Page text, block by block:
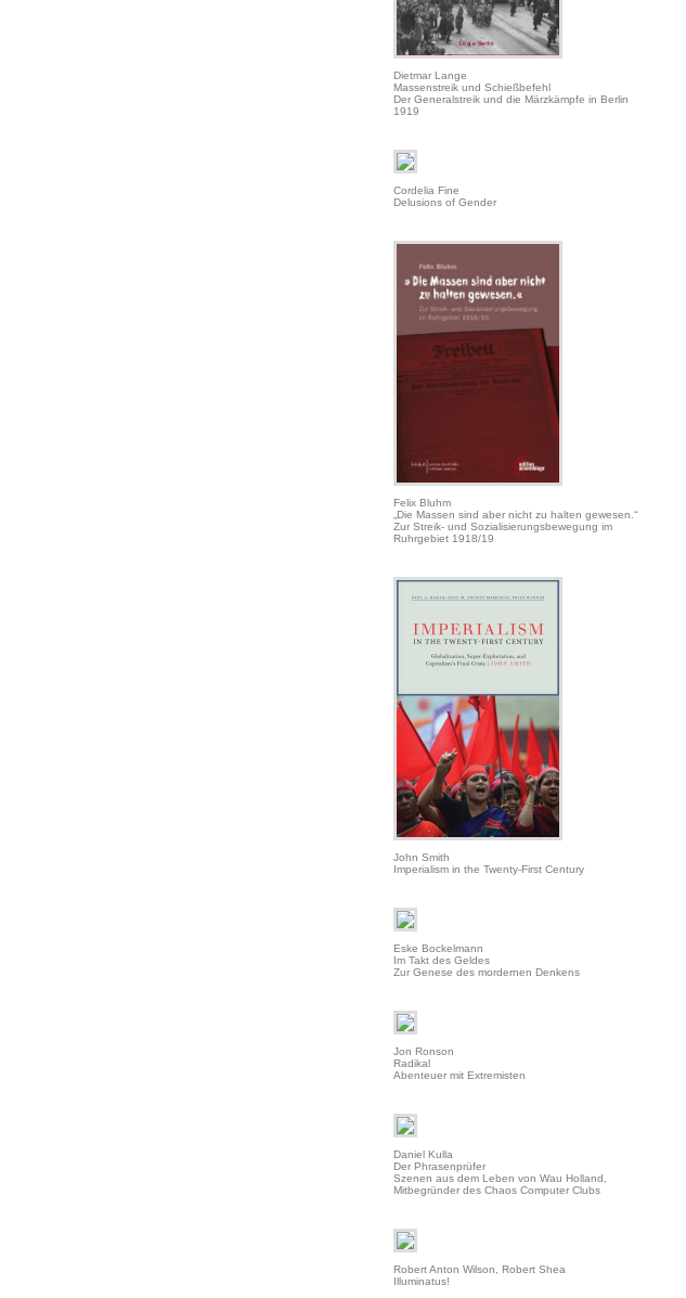
Dietmar Lange
Massenstreik und Schießbefehl
Der Generalstreik und die Märzkämpfe in Berlin
1919
Cordelia Fine
Delusions of Gender
Felix Bluhm
„Die Massen sind aber nicht zu halten gewesen.“
Zur Streik- und Sozialisierungsbewegung im
Ruhrgebiet 1918/19
John Smith
Imperialism in the Twenty-First Century
Eske Bockelmann
Im Takt des Geldes
Zur Genese des mordernen Denkens
Jon Ronson
Radikal
Abenteuer mit Extremisten
Daniel Kulla
Der Phrasenprüfer
Szenen aus dem Leben von Wau Holland,
Mitbegründer des Chaos Computer Clubs
Robert Anton Wilson, Robert Shea
Illuminatus!